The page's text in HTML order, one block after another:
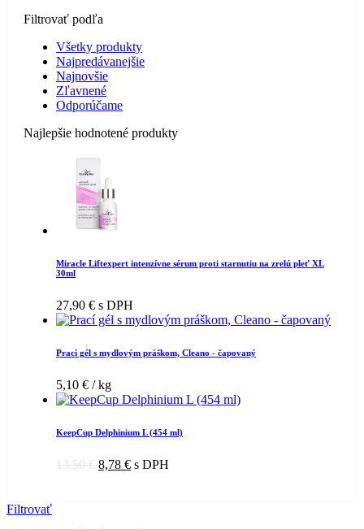
Filtrovať podľa
Všetky produkty
Najpredávanejšie
Najnovšie
Zľavnené
Odporúčame
Najlepšie hodnotené produkty
Miracle Liftexpert intenzívne sérum proti starnutiu na zrelú pleť XL
30ml
27,90 € s DPH
Prací gél s mydlovým práškom, Cleano - čapovaný
5,10 € / kg
KeepCup Delphinium L (454 ml)
8,78 € s DPH
Filtrovať